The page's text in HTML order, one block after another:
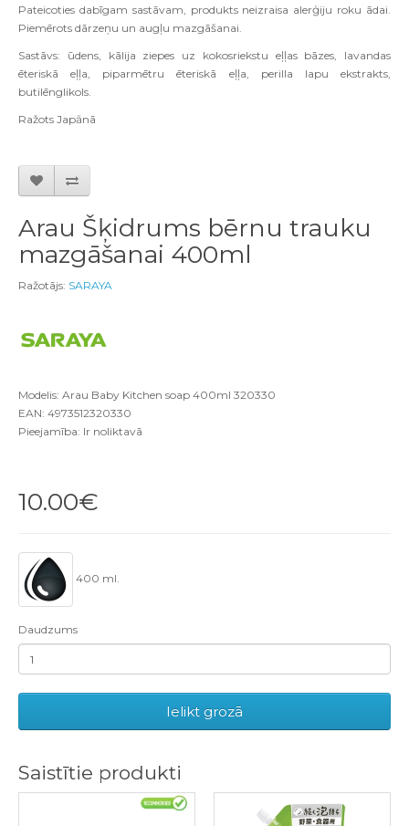
Pateicoties dabīgam sastāvam, produkts neizraisa alerģiju roku ādai.
Piemērots dārzeņu un augļu mazgāšanai.
Sastāvs: ūdens, kālija ziepes uz kokosriekstu eļļas bāzes, lavandas
ēteriskā eļļa, piparmētru ēteriskā eļļa, perilla lapu ekstrakts,
butilēnglikols.
Ražots Japānā
Arau Šķidrums bērnu trauku
mazgāšanai 400ml
Ražotājs: SARAYA
Modelis: Arau Baby Kitchen soap 400ml 320330
EAN: 4973512320330
Pieejamība: Ir noliktavā
10.00€
400 ml.
Daudzums
Ielikt grozā
Saistītie produkti